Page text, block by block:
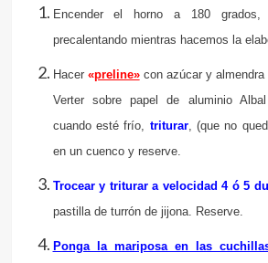
Encender el horno a 180
precalentando mientras hacemos la
Hacer «preline»con azúcar y almendra
Verter sobre papel de aluminio
cuando esté frío, triturar, (que no
en un cuenco y reserve.
Trocear y triturar a velocidad 4 ó 5
pastilla de turrón de jijona. Reserve.
Ponga la mariposa en las